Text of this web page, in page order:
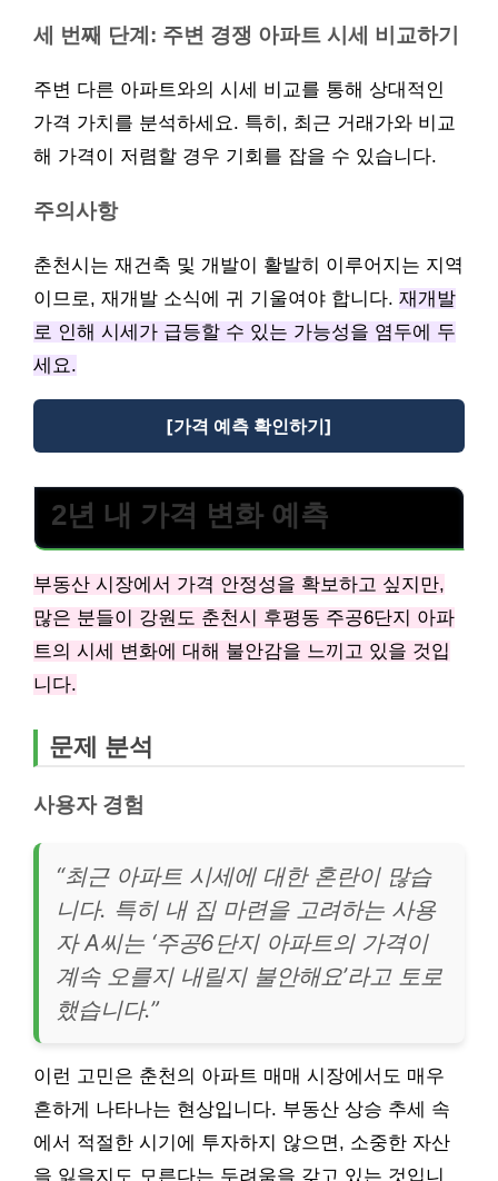
세 번째 단계: 주변 경쟁 아파트 시세 비교하기
주변 다른 아파트와의 시세 비교를 통해 상대적인
가격 가치를 분석하세요. 특히, 최근 거래가와 비교
해 가격이 저렴할 경우 기회를 잡을 수 있습니다.
주의사항
춘천시는 재건축 및 개발이 활발히 이루어지는 지역
이므로, 재개발 소식에 귀 기울여야 합니다. 재개발
로 인해 시세가 급등할 수 있는 가능성을 염두에 두
세요.
[가격 예측 확인하기]
2년 내 가격 변화 예측
부동산 시장에서 가격 안정성을 확보하고 싶지만,
많은 분들이 강원도 춘천시 후평동 주공6단지 아파
트의 시세 변화에 대해 불안감을 느끼고 있을 것입
니다.
문제 분석
사용자 경험
“최근 아파트 시세에 대한 혼란이 많습
니다. 특히 내 집 마련을 고려하는 사용
자 A씨는 ‘주공6단지 아파트의 가격이
계속 오를지 내릴지 불안해요’라고 토로
했습니다.”
이런 고민은 춘천의 아파트 매매 시장에서도 매우
흔하게 나타나는 현상입니다. 부동산 상승 추세 속
에서 적절한 시기에 투자하지 않으면, 소중한 자산
을 잃을지도 모른다는 두려움을 갖고 있는 것입니